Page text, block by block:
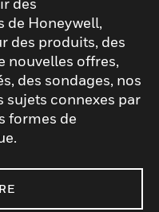
de Honeywell,
des produits, des
nouvelles offres,
des sondages, nos
sujets connexes par
formes de